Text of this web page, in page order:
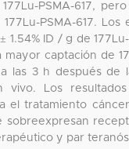
PSMA-617,
PSMA-617.
1.54% ID / g de
captación de
las 3 h después
vivo. Los
el tratamiento
y par